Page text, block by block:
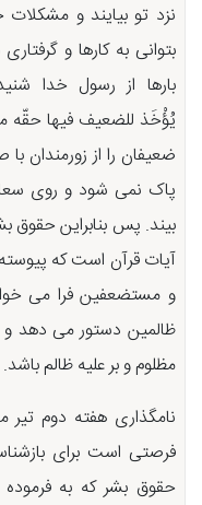
نزد تو بیایند و مشکلات
بتوانی به کارها و
بارها از رسول خدا
یُؤْخَذ للضعیف فیها حقّه
ضعیفان را از زورمندان
پاک نمی شود و روی
بیند. پس بنابراین حقوق
آیات قرآن است که پیوسته
و مستضعفین فرا می
ظالمین دستور می دهد و
مظلوم و بر علیه ظالم باشد.
نامگذاری هفته دوم تیر
فرصتی است برای
حقوق بشر که به فرموده